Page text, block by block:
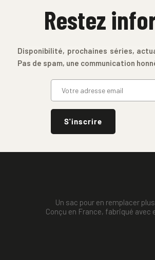
Restez
Disponibilité, prochaines séries,
Pas de spam, une communication
S'inscrire
Un sac pour en remplacer
Conçu en France, fabriqué avec